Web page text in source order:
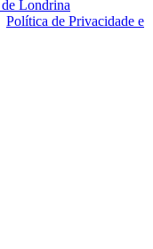
Política de Privacidade e